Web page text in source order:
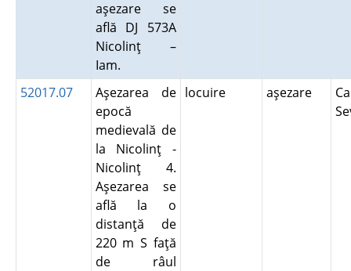
aşezare se
află DJ 573A
Nicolinţ –
Iam.
52017.07
Aşezarea de
epocă
medievală de
la Nicolinţ -
Nicolinţ 4.
Aşezarea se
află la o
distanţă de
220 m S faţă
de râul
locuire aşezare